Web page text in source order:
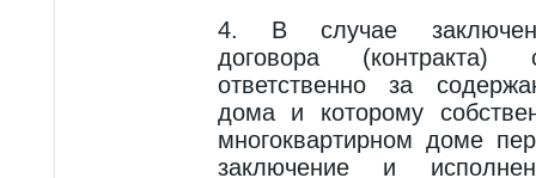
4. В случае
договора
ответственно за
дома и которому
многоквартирном доме
заключение и